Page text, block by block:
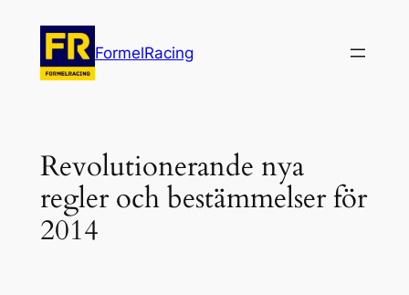
innehåll
FormelRacing
Revolutionerande nya
regler och bestämmelser för
2014